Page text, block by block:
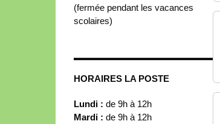
(fermée pendant les vacances
scolaires)
HORAIRES LA POSTE
Lundi : de 9h à 12h
Mardi : de 9h à 12h